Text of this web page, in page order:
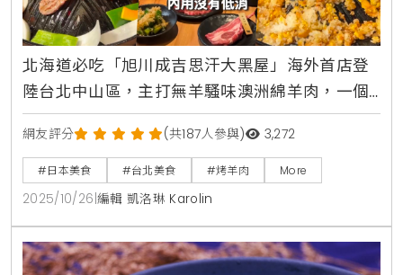
北海道必吃「旭川成吉思汗大黑屋」海外首店登
陸台北中山區，主打無羊騷味澳洲綿羊肉，一個
人也能吃烤肉最低只要260元
網友評分 (共187人參與) 3,272
#日本美食 #台北美食 #烤羊肉 More
2025/10/26 編輯 凱洛琳 Karolin